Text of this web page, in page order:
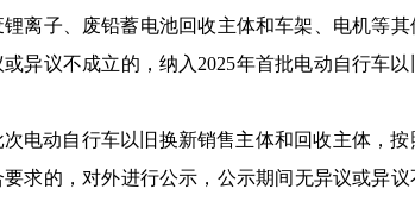
离子、废铅蓄电池回收主体和车架、电机等
异议不成立的，纳入2025年首批电动自行车
电动自行车以旧换新销售主体和回收主体，
求的，对外进行公示，公示期间无异议或异